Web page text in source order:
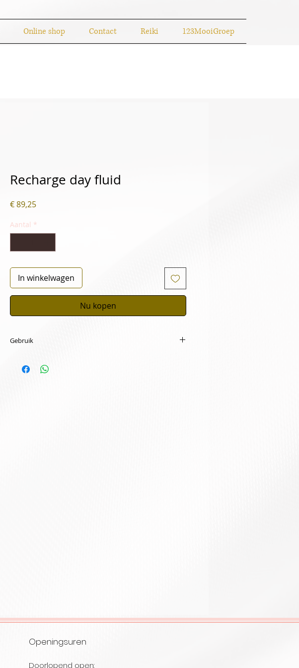
Online shop Contact Reiki 123MooiGroep
Recharge day fluid
€ 89,25Prijs
Aantal *
In winkelwagen
Nu kopen
Gebruik
als dagverzorging.
Openingsuren
Doorlopend open: